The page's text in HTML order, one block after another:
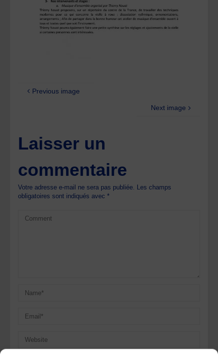
Previous image
Next image
Laisser un
commentaire
Votre adresse e-mail ne sera pas publiée. Les champs
obligatoires sont indiqués avec*